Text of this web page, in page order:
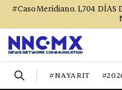
#CasoMeridiano. 1,704
#NAYARIT